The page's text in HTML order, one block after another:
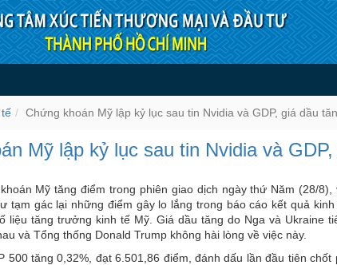
Mỹ lập kỷ lục sau tin
Chứng khoán Mỹ lập kỷ lục sau tin Nvidia và GDP, giá dầu
Mỹ lập kỷ lục sau tin Nvidia và
Mỹ tăng điểm trong phiên giao dịch ngày thứ Năm (28/
tạm gác lại những điểm gây lo lắng trong báo cáo kết quả
liệu tăng trưởng kinh tế Mỹ. Giá dầu tăng do Nga và Ukraine
và Tổng thống Donald Trump không hài lòng về việc này.
500 tăng 0,32%, đạt 6.501,86 điểm, đánh dấu lần đầu tiên